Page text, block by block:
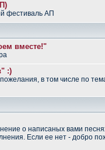
фестиваль АП
вместе!"
:)
в том числе по
о написаных вами
Если ее нет - добро